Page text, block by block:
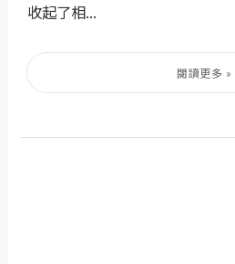
收起了相...